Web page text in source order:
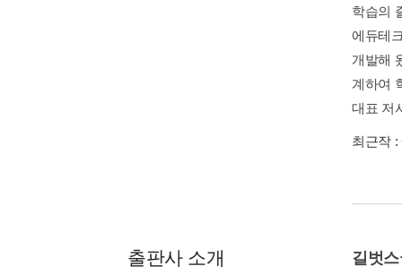
학습의
에듀테
개발해
계하여
대표 저
최근작 :
출판사 소개 길벗